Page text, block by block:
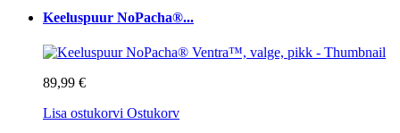
Keeluspuur NoPacha®...
89,99 €
Lisa ostukorvi Ostukorv